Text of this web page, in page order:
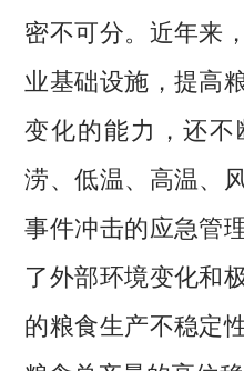
密不可分。近年来
业基础设施，提高
变化的能力，还
涝、低温、高温、
事件冲击的应急管
了外部环境变化和
的粮食生产不稳定